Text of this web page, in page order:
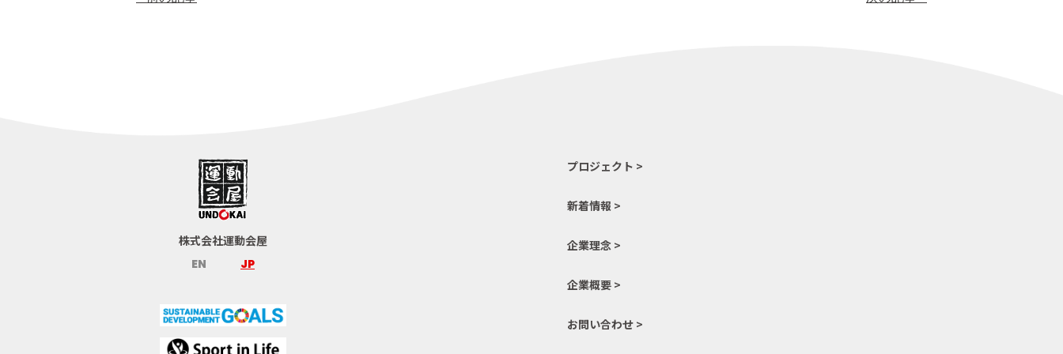
株式会社運動会屋
EN
JP
プロジェクト >
新着情報 >
企業理念 >
企業概要 >
お問い合わせ >